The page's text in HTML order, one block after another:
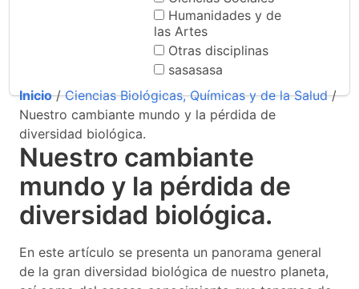
Humanidades y de
las Artes
Otras disciplinas
sasasasa
Inicio/Ciencias Biológicas, Químicas y de la Salud/
Nuestro cambiante mundo y la pérdida de
diversidad biológica.
Nuestro cambiante
mundo y la pérdida de
diversidad biológica.
En este artículo se presenta un panorama general
de la gran diversidad biológica de nuestro planeta,